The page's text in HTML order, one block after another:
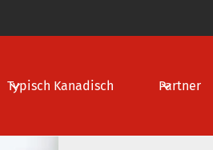
Typisch Kanadisch Partner